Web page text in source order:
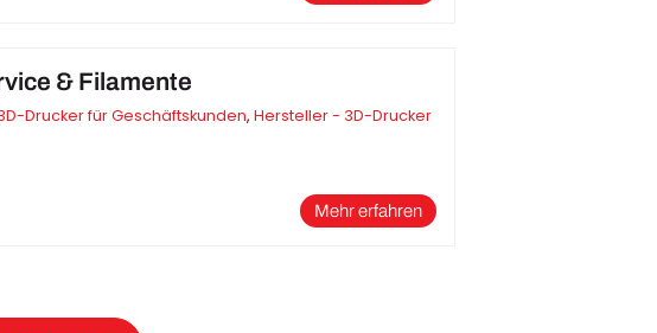
& Filamente
Drucker für Geschäftskunden,Hersteller - 3D-Drucker
Mehr erfahren